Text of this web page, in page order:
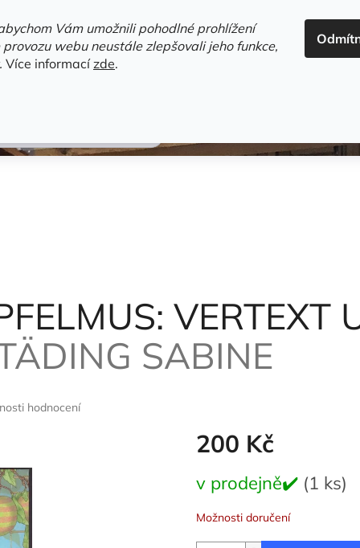
Vám umožnili pohodlné prohlížení
webu neustále zlepšovali jeho funkce,
Více informacízde.
HLEDAT
VERTEXT
SABINE
hodnocení
200 Kč
cena:
v prodejně✔️ (1 ks)
Možnosti doručení